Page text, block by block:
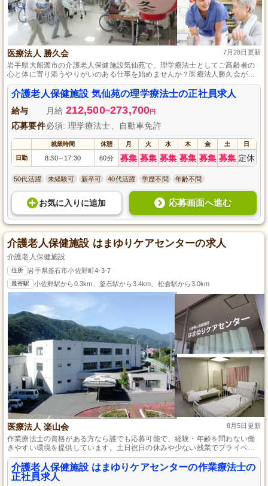
医療法人 勝久会 7月28日更新
岩手県大船渡市の介護老人保健施設気仙苑で、理学療法士としてご高齢者の
心と体に寄り添うやりがいのある仕事を始めませんか？医療法人勝久会が運
営する当施設では、一人ひとりに合わせたきめ細かいケアを提供。正社員と
して安定したキャリアを築きながら、プロフェッショナルとしてスキルアッ
プも図れます。地域社会に貢献し、入居者様の豊かな生活をサポートする職
場で一緒に働きましょう。
介護老人保健施設 気仙苑の理学療法士の正社員求人
給与 月給 212,500~273,700円
応募要件必須: 理学療法士、自動車免許
就業時間 休憩 月 火 水 木 金 土 日
日勤 8:30～ 17:30 60分 募集 募集 募集 募集 募集 募集 定休
50代活躍 未経験可 新卒可 40代活躍 学歴不問 年齢不問
お気に入り に追加 応募画面へ進む
介護老人保健施設 はまゆりケアセンターの求人
介護老人保健施設
住所 岩手県釜石市小佐野町4-3-7
最寄駅 小佐野駅から0.3km、釜石駅から3.4km、松倉駅から3.0km
医療法人 楽山会 8月5日更新
作業療法士の資格がある方なら誰でも応募可能で、経験・年齢を問わない働
きやすい環境を提供しています。土日祝日の休みや少ない残業でプライベー
トも大切にでき、年間休日108日や育児・介護休暇等も取得可能です。賞与は
年4ヵ月分としっかり支給され、昇給も実施しています。
介護老人保健施設 はまゆりケアセンターの作業療法士の
正社員求人